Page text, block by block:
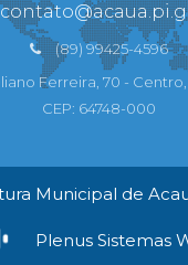
(89) 99425-4596
Ferreira, 70 - Centro,
CEP: 64748-000
Municipal de
Plenus Sistemas